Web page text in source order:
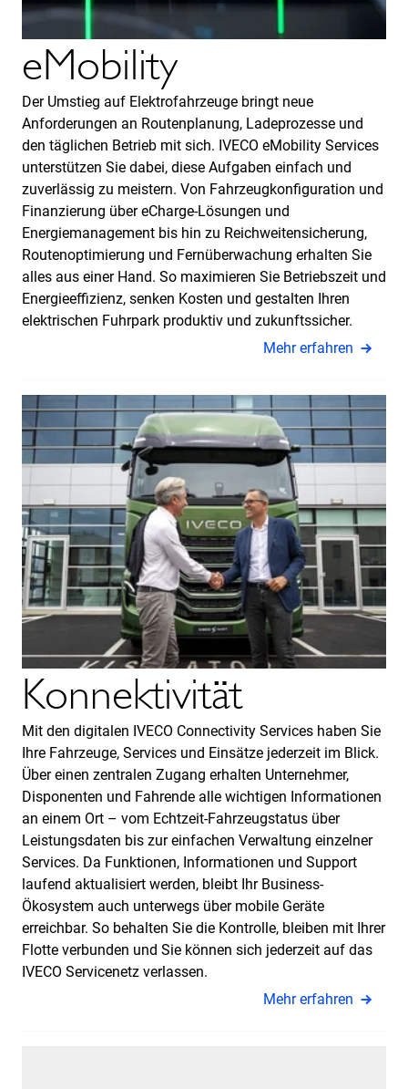
eMobility
Der Umstieg auf Elektrofahrzeuge bringt neue
Anforderungen an Routenplanung, Ladeprozesse und
den täglichen Betrieb mit sich. IVECO eMobility Services
unterstützen Sie dabei, diese Aufgaben einfach und
zuverlässig zu meistern. Von Fahrzeugkonfiguration und
Finanzierung über eCharge-Lösungen und
Energiemanagement bis hin zu Reichweitensicherung,
Routenoptimierung und Fernüberwachung erhalten Sie
alles aus einer Hand. So maximieren Sie Betriebszeit und
Energieeffizienz, senken Kosten und gestalten Ihren
elektrischen Fuhrpark produktiv und zukunftssicher.
Mehr erfahren
Konnektivität
Mit den digitalen IVECO Connectivity Services haben Sie
Ihre Fahrzeuge, Services und Einsätze jederzeit im Blick.
Über einen zentralen Zugang erhalten Unternehmer,
Disponenten und Fahrende alle wichtigen Informationen
an einem Ort – vom Echtzeit-Fahrzeugstatus über
Leistungsdaten bis zur einfachen Verwaltung einzelner
Services. Da Funktionen, Informationen und Support
laufend aktualisiert werden, bleibt Ihr Business-
Ökosystem auch unterwegs über mobile Geräte
erreichbar. So behalten Sie die Kontrolle, bleiben mit Ihrer
Flotte verbunden und Sie können sich jederzeit auf das
IVECO Servicenetz verlassen.
Mehr erfahren